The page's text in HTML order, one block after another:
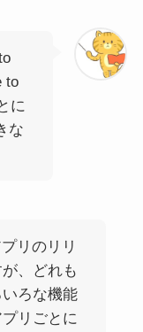
to
に
な
リのリリ
、どれも
ろな機能
リごとに